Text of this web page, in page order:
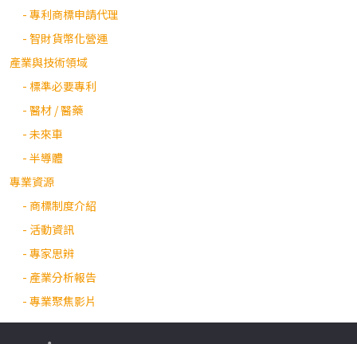
- 專利商標申請代理
- 智財貨幣化營運
產業與技術領域
- 標準必要專利
- 醫材 / 醫藥
- 未來車
- 半導體
專業資源
- 商標制度介紹
- 活動資訊
- 專家思辨
- 產業分析報告
- 專業聚焦影片